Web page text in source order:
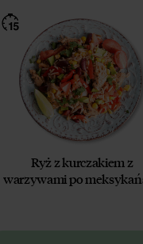
Ryż z kurczakiem z
warzywami po